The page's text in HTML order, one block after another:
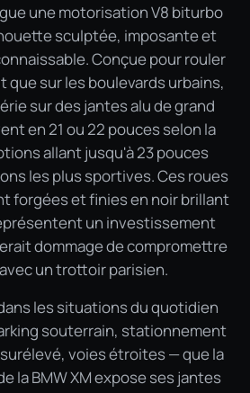
une motorisation V8 biturbo
sculptée, imposante et
Conçue pour rouler
que sur les boulevards urbains,
sur des jantes alu de grand
en 21 ou 22 pouces selon la
allant jusqu'à 23 pouces
les plus sportives. Ces roues
forgées et finies en noir brillant
un investissement
dommage de compromettre
un trottoir parisien.
les situations du quotidien
souterrain, stationnement
voies étroites — que la
la BMW XM expose ses jantes